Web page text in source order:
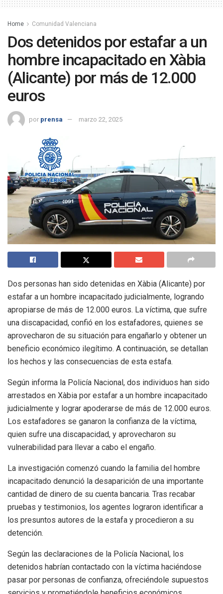
Home Comunidad Valenciana
Dos detenidos por estafar a un
hombre incapacitado en Xàbia
(Alicante) por más de 12.000
euros
por prensa marzo 22, 2025
Dos personas han sido detenidas en Xàbia (Alicante) por
estafar a un hombre incapacitado judicialmente, logrando
apropiarse de más de 12.000 euros. La víctima, que sufre
una discapacidad, confió en los estafadores, quienes se
aprovecharon de su situación para engañarlo y obtener un
beneficio económico ilegítimo. A continuación, se detallan
los hechos y las consecuencias de esta estafa.
Según informa la Policía Nacional, dos individuos han sido
arrestados en Xàbia por estafar a un hombre incapacitado
judicialmente y lograr apoderarse de más de 12.000 euros.
Los estafadores se ganaron la confianza de la víctima,
quien sufre una discapacidad, y aprovecharon su
vulnerabilidad para llevar a cabo el engaño.
La investigación comenzó cuando la familia del hombre
incapacitado denunció la desaparición de una importante
cantidad de dinero de su cuenta bancaria. Tras recabar
pruebas y testimonios, los agentes lograron identificar a
los presuntos autores de la estafa y procedieron a su
detención.
Según las declaraciones de la Policía Nacional, los
detenidos habrían contactado con la víctima haciéndose
pasar por personas de confianza, ofreciéndole supuestos